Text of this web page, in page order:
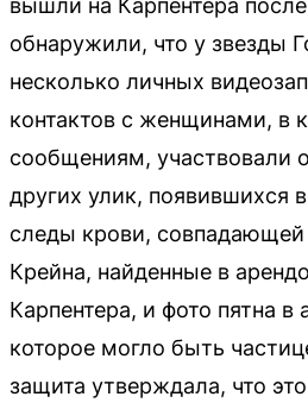
вышли на Карпентера после
обнаружили, что у звезды
несколько личных
контактов с женщинами, в
сообщениям, участвовали
других улик, появившихся
следы крови, совпадающей
Крейна, найденные в
Карпентера, и фото пятна в
которое могло быть
защита утверждала, что